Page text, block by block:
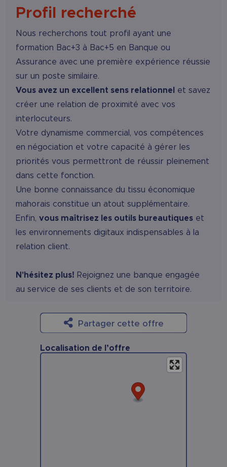
Profil recherché
Nous recherchons tout profil ayant une
formation Bac+3 à Bac+5 en Banque ou
Assurance avec une première expérience réussie
sur un poste similaire.
Vous avez un excellent sens relationnel
et savez
créer une relation de proximité avec vos
interlocuteurs.
Votre dynamisme commercial, vos compétences
en négociation et votre capacité à gérer les
priorités vous permettront de réussir pleinement
dans cette fonction.
Une bonne connaissance du tissu économique
mahorais constitue un atout supplémentaire.
Enfin,vous maîtrisez les outils bureautiques et
les environnements digitaux indispensables à la
relation client.
N'hésitez plus! Rejoignez une banque engagée
au service de ses clients et de son territoire.
Partager cette offre
Localisation de l’offre